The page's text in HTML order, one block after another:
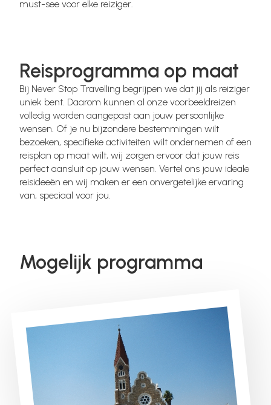
must-see voor elke reiziger.
Reisprogramma op maat
Bij Never Stop Travelling begrijpen we dat jij als reiziger
uniek bent. Daarom kunnen al onze voorbeeldreizen
volledig worden aangepast aan jouw persoonlijke
wensen. Of je nu bijzondere bestemmingen wilt
bezoeken, specifieke activiteiten wilt ondernemen of een
reisplan op maat wilt, wij zorgen ervoor dat jouw reis
perfect aansluit op jouw wensen. Vertel ons jouw ideale
reisideeën en wij maken er een onvergetelijke ervaring
van, speciaal voor jou.
Mogelijk programma